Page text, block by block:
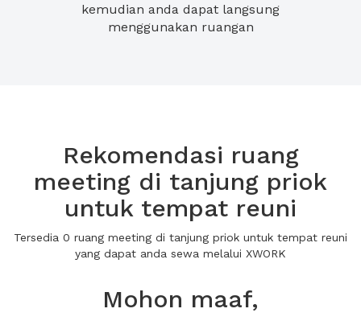
kemudian anda dapat langsung
menggunakan ruangan
Rekomendasi ruang
meeting di tanjung priok
untuk tempat reuni
Tersedia 0 ruang meeting di tanjung priok untuk tempat reuni
yang dapat anda sewa melalui XWORK
Mohon maaf,